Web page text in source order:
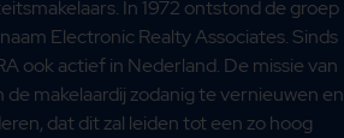
In 1972 ontstond de groep
Electronic Realty Associates. Sinds
ook actief in Nederland. De missie van
de makelaardij zodanig te vernieuwen en
dat dit zal leiden tot een zo hoog